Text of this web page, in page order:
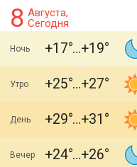
8 Августа,
Сегодня
Ночь +17 +19
Утро +25 +27
День +29 +31
Вечер +24 +26